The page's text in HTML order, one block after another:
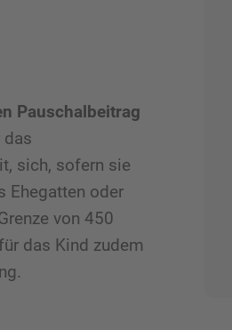
Pauschalbeitrag
das
sich, sofern sie
Ehegatten oder
von 450
das Kind zudem